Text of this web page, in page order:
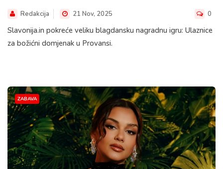
Redakcija 21 Nov, 2025 0
Slavonija.in pokreće veliku blagdansku nagradnu igru: Ulaznice
za božićni domjenak u Provansi.
ZABAVA